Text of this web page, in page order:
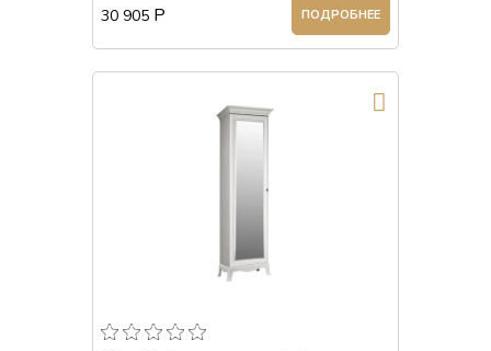
30 905 Р ПОДРОБНЕЕ